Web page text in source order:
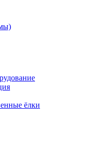
ёлки